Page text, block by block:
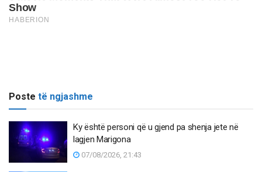
Poste të ngjashme
Ky është personi që u gjend pa shenja jete në
lagjen Marigona
07/08/2026, 21:43